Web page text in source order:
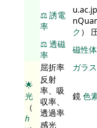
⚖️誘電
率
ク）
⚖️透磁
率
磁性体
🌟
光
（
h
屈折率 ガラス
反射
率、吸
収率、
透過率
鏡色
感光